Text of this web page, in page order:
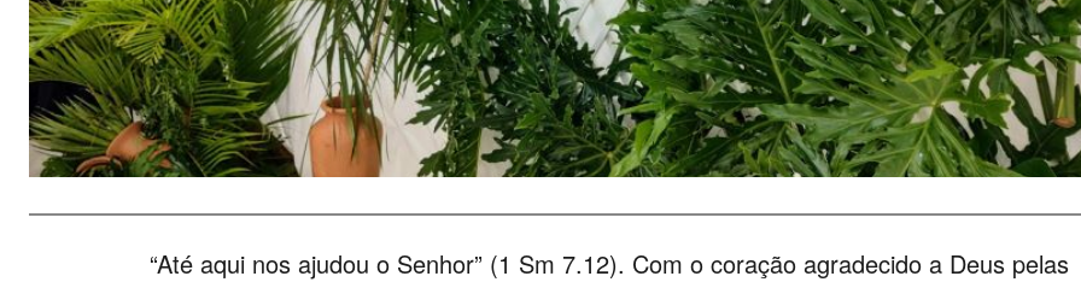
“Até aqui nos ajudou o Senhor” (1 Sm 7.12). Com o coração agradecido a Deus pelas